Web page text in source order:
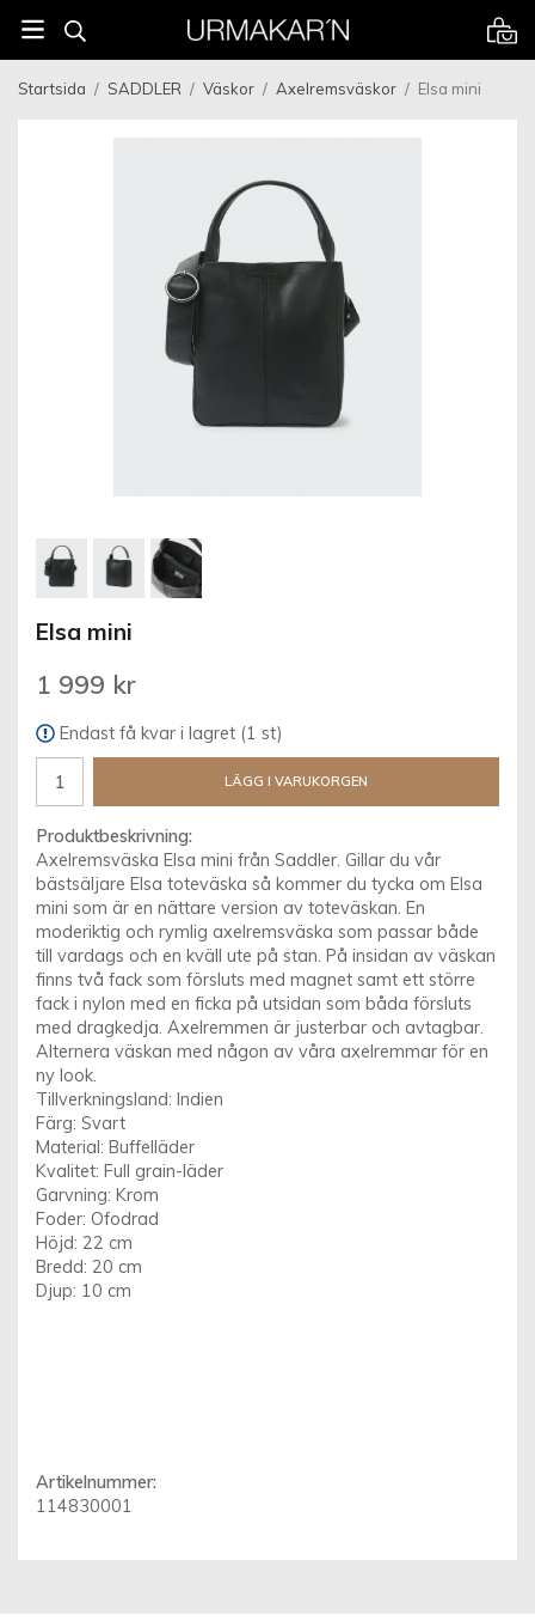
Startsida / SADDLER / Väskor / Axelremsväskor / Elsa mini
Elsa mini
1 999 kr
Endast få kvar i lagret (1 st)
LÄGG I VARUKORGEN
Produktbeskrivning:
Axelremsväska Elsa mini från Saddler. Gillar du vår
bästsäljare Elsa toteväska så kommer du tycka om Elsa
mini som är en nättare version av toteväskan. En
moderiktig och rymlig axelremsväska som passar både
till vardags och en kväll ute på stan. På insidan av väskan
finns två fack som försluts med magnet samt ett större
fack i nylon med en ficka på utsidan som båda försluts
med dragkedja. Axelremmen är justerbar och avtagbar.
Alternera väskan med någon av våra axelremmar för en
ny look.
Tillverkningsland: Indien
Färg: Svart
Material: Buffelläder
Kvalitet: Full grain-läder
Garvning: Krom
Foder: Ofodrad
Höjd: 22 cm
Bredd: 20 cm
Djup: 10 cm
Artikelnummer:
114830001